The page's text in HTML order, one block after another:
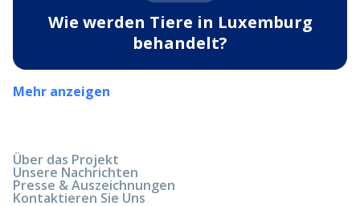
Wie werden Tiere in Luxemburg
behandelt?
Mehr anzeigen
Über das Projekt
Unsere Nachrichten
Presse & Auszeichnungen
Kontaktieren Sie Uns